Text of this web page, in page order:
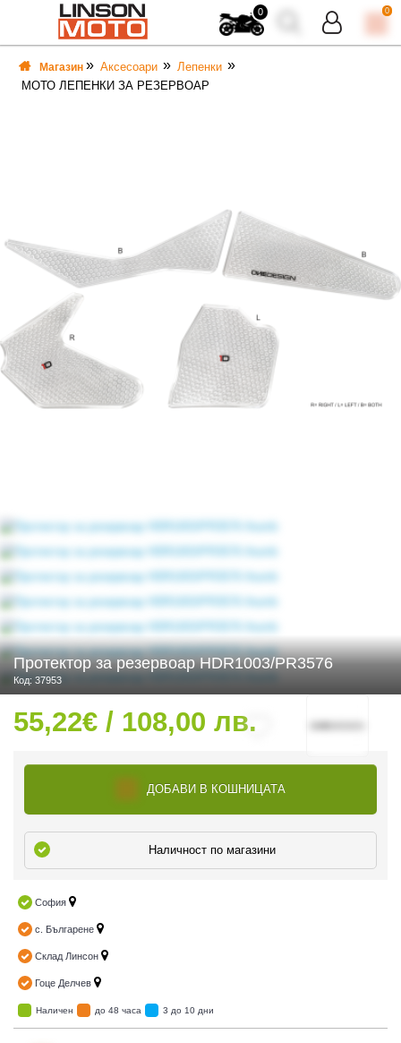
0 0
Магазин Аксесоари
Лепенки
МОТО ЛЕПЕНКИ ЗА РЕЗЕРВОАР
Протектор за резервоар HDR1003/PR3576
Код: 37953
55,22€ / 108,00 лв.
ДОБАВИ В КОШНИЦАТА
Наличност по магазини
София
с. Българене
Склад Линсон
Гоце Делчев
Наличен до 48 часа 3 до 10 дни